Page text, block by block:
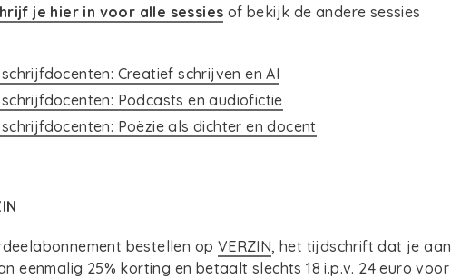
je hier in voor alle sessies of bekijk de andere sessies
Creatief schrijven en AI
Podcasts en audiofictie
Poëzie als dichter en docent
bestellen op VERZIN, het tijdschrift dat je aan
eenmalig 25% korting en betaalt slechts 18 i.p.v. 24 euro voor